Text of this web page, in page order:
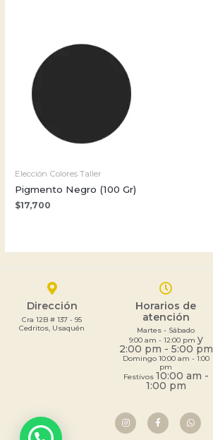
Elección Colores Taller
Pigmento Negro (100 Gr)
$17,700
Dirección
Cra 12B # 137 - 95
Cedritos, Usaquén
Horarios de
atención
Martes - Sábado
9:00 am - 12:00 pm y
2:00 pm - 5:00 pm
Domingo 10:00 am - 1:00
pm
Festivos 10:00 am -
1:00 pm